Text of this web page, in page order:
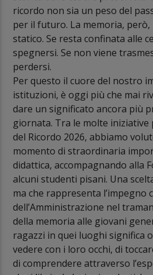
ricordo non sia un peso del
per il futuro. La memoria, però,
statico. Se resta confinata alle
spegnersi. Se non viene
perdersi.
Per questo il cuore del nostro
istituzioni, è oggi più che mai
dare un significato ancora più
giornata. Tra le molte
del Ricordo 2026, abbiamo
momento di straordinaria
didattica, accompagnando alla
alcuni studenti pisani. Una
ma che rappresenta l’impegno
dell’Amministrazione nel
della memoria alle giovani
ragazzi in quei luoghi significa
vedere con i loro occhi, di
di comprendere attraverso